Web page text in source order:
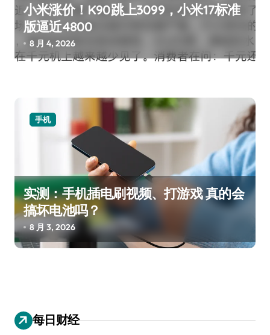
小米涨价！K90跳上3099，小米17标准
版逼近4800
8 月 4, 2026
手机
实测：手机插电刷视频、打游戏 真的会
搞坏电池吗？
8 月 3, 2026
每日财经